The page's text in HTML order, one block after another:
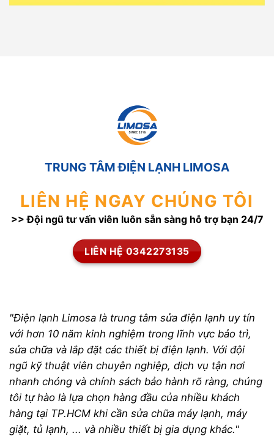
TRUNG TÂM ĐIỆN LẠNH LIMOSA
LIÊN HỆ NGAY CHÚNG TÔI
>> Đội ngũ tư vấn viên luôn sẵn sàng hỗ trợ bạn 24/7
LIÊN HỆ 0342273135
"Điện lạnh Limosa là trung tâm sửa điện lạnh uy tín
với hơn 10 năm kinh nghiệm trong lĩnh vực bảo trì,
sửa chữa và lắp đặt các thiết bị điện lạnh. Với đội
ngũ kỹ thuật viên chuyên nghiệp, dịch vụ tận nơi
nhanh chóng và chính sách bảo hành rõ ràng, chúng
tôi tự hào là lựa chọn hàng đầu của nhiều khách
hàng tại TP.HCM khi cần sửa chữa máy lạnh, máy
giặt, tủ lạnh, ... và nhiều thiết bị gia dụng khác."